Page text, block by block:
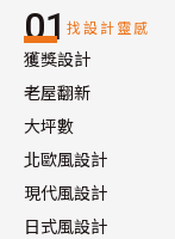
01 找設計靈感
獲獎設計
老屋翻新
大坪數
北歐風設計
現代風設計
日式風設計